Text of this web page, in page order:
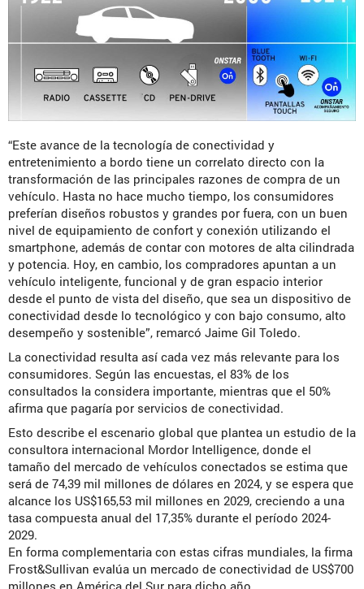
“Este avance de la tecnología de conectividad y
entretenimiento a bordo tiene un correlato directo con la
transformación de las principales razones de compra de un
vehículo. Hasta no hace mucho tiempo, los consumidores
preferían diseños robustos y grandes por fuera, con un buen
nivel de equipamiento de confort y conexión utilizando el
smartphone, además de contar con motores de alta cilindrada
y potencia. Hoy, en cambio, los compradores apuntan a un
vehículo inteligente, funcional y de gran espacio interior
desde el punto de vista del diseño, que sea un dispositivo de
conectividad desde lo tecnológico y con bajo consumo, alto
desempeño y sostenible”, remarcó Jaime Gil Toledo.
La conectividad resulta así cada vez más relevante para los
consumidores. Según las encuestas, el 83% de los
consultados la considera importante, mientras que el 50%
afirma que pagaría por servicios de conectividad.
Esto describe el escenario global que plantea un estudio de la
consultora internacional Mordor Intelligence, donde el
tamaño del mercado de vehículos conectados se estima que
será de 74,39 mil millones de dólares en 2024, y se espera que
alcance los US$165,53 mil millones en 2029, creciendo a una
tasa compuesta anual del 17,35% durante el período 2024-
2029.
En forma complementaria con estas cifras mundiales, la firma
Frost&Sullivan evalúa un mercado de conectividad de US$700